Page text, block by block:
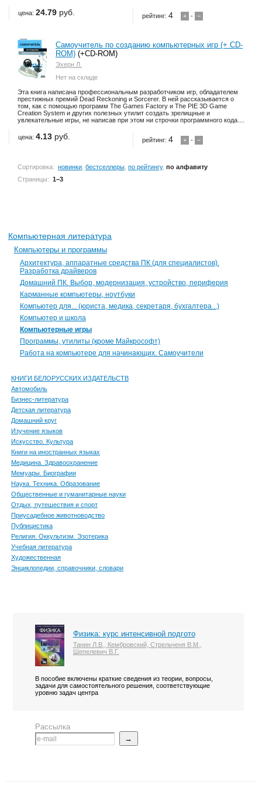
рейтинг:4 + - −
цена: 24.79 руб.
Самоучитель по созданию компьютерных игр (+ CD-
ROM) (+CD-ROM)
Эхерн Л.
Нет на складе
Эта книга написана профессиональным разработчиком игр, обладателем
престижных премий Dead Reckoning и Sorcerer. В ней рассказывается о
том, как с помощью программ The Games Factory и The PIE 3D Game
Creation System и других полезных утилит создать зрелищные и
увлекательные игры, не написав при этом ни строчки программного кода....
рейтинг:4 + - −
цена: 4.13 руб.
Сортировка: новинки бестселлеры по рейтингу, по алфавиту
Страницы: 1−3
Компьютерная литература
Компьютеры и программы
Архитектура, аппаратные средства ПК (для специалистов).
Разработка драйверов
Домашний ПК. Выбор, модернизация, устройство, периферия
Карманные компьютеры, ноутбуки
Компьютер для... (юриста, медика, секретаря, бухгалтера...)
Компьютер и школа
Компьютерные игры
Программы, утилиты (кроме Майкрософт)
Работа на компьютере для начинающих. Самоучители
КНИГИ БЕЛОРУССКИХ ИЗДАТЕЛЬСТВ
Автомобиль
Бизнес-литература
Детская литература
Домашний круг
Изучение языков
Искусство. Культура
Книги на иностранных языках
Медицина. Здравоохранение
Мемуары. Биографии
Наука. Техника. Образование
Общественные и гуманитарные науки
Отдых, путешествия и спорт
Приусадебное животноводство
Публицистика
Религия. Оккультизм. Эзотерика
Учебная литература
Художественная
Энциклопедии, справочники, словари
Физика: курс интенсивной подгото
Танин Л.В., Кембровский, Стрельченя В.М.,
Шепелевич В.Г.
В пособие включены краткие сведения из теории, вопросы,
задачи для самостоятельного решения, соответствующие
уровню задач центра
Рассылка
→